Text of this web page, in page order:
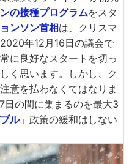
の接種プログラムをスタ
ンソン首相は、クリスマ
年12月16日の議会で
に良好なスタートを切っ
く思います。しかし、ク
意を払わなくてはなりま
日の間に集まるのを最大3
ル」政策の緩和はしない